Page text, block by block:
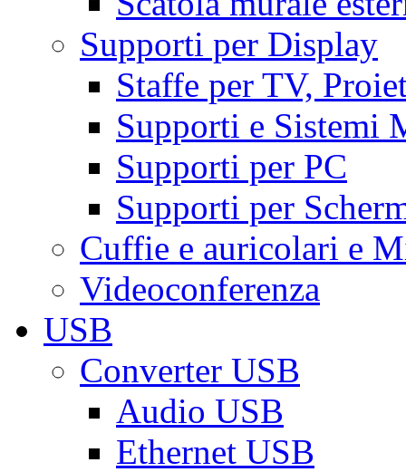
Supporti per Display
Staffe per TV,
Supporti e Sistemi
Supporti per PC
Supporti per
Cuffie e auricolari e
Videoconferenza
USB
Converter USB
Audio USB
Ethernet USB